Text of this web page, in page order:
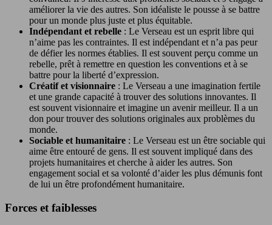
améliorer la vie des autres. Son idéaliste le pousse à se battre
pour un monde plus juste et plus équitable.
Indépendant et rebelle : Le Verseau est un esprit libre qui
n’aime pas les contraintes. Il est indépendant et n’a pas peur
de défier les normes établies. Il est souvent perçu comme un
rebelle, prêt à remettre en question les conventions et à se
battre pour la liberté d’expression.
Créatif et visionnaire : Le Verseau a une imagination fertile
et une grande capacité à trouver des solutions innovantes. Il
est souvent visionnaire et imagine un avenir meilleur. Il a un
don pour trouver des solutions originales aux problèmes du
monde.
Sociable et humanitaire : Le Verseau est un être sociable qui
aime être entouré de gens. Il est souvent impliqué dans des
projets humanitaires et cherche à aider les autres. Son
engagement social et sa volonté d’aider les plus démunis font
de lui un être profondément humanitaire.
Forces et faiblesses